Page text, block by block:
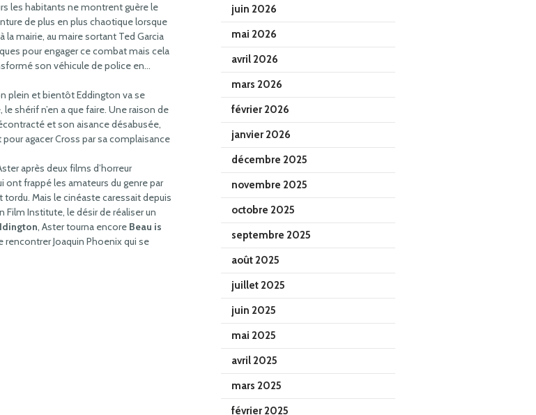
les habitants ne montrent guère le
de plus en plus chaotique lorsque
la mairie, au maire sortant Ted Garcia
pour engager ce combat mais cela
son véhicule de police en…
plein et bientôt Eddington va se
shérif n’en a que faire. Une raison de
et son aisance désabusée,
agacer Cross par sa complaisance
après deux films d’horreur
ont frappé les amateurs du genre par
Mais le cinéaste caressait depuis
Institute, le désir de réaliser un
, Aster tourna encore Beau is
rencontrer Joaquin Phoenix qui se
juin 2026
mai 2026
avril 2026
mars 2026
février 2026
janvier 2026
décembre 2025
novembre 2025
octobre 2025
septembre 2025
août 2025
juillet 2025
juin 2025
mai 2025
avril 2025
mars 2025
février 2025